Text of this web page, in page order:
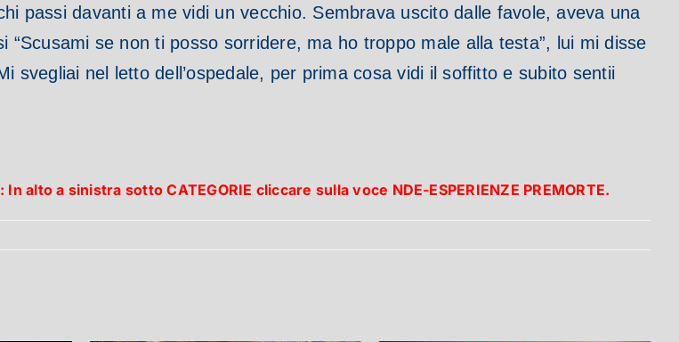
passi davanti a me vidi un vecchio. Sembrava uscito dalle favole, aveva una
se non ti posso sorridere, ma ho troppo male alla testa”, lui mi disse
svegliai nel letto dell’ospedale, per prima cosa vidi il soffitto e subito sentii
a sinistra sotto CATEGORIE cliccare sulla voce NDE-ESPERIENZE PREMORTE.